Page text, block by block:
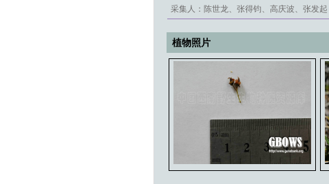
采集人：陈世龙、张得钧、高庆波、张发起
植物照片